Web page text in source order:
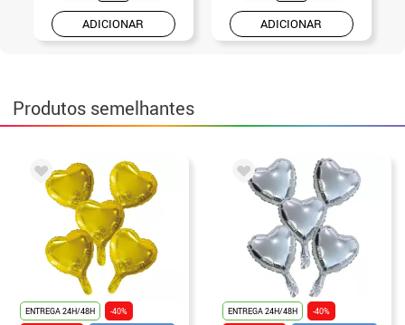
ADICIONAR ADICIONAR
Produtos semelhantes
ENTREGA 24H/48H
-40%
ENTREGA 24H/48H
-40%